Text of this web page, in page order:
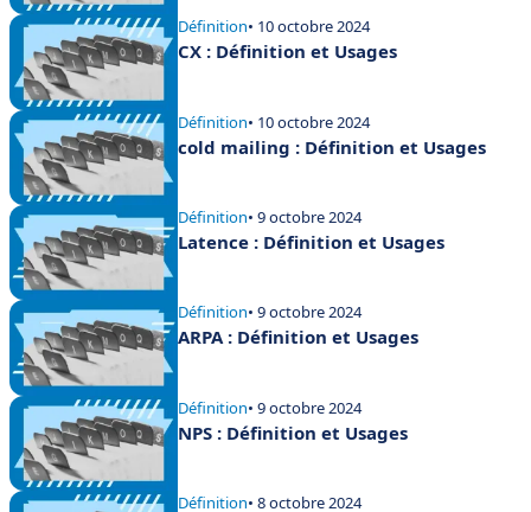
Définition• 10 octobre 2024
CX : Définition et Usages
Définition• 10 octobre 2024
cold mailing : Définition et Usages
Définition• 9 octobre 2024
Latence : Définition et Usages
Définition• 9 octobre 2024
ARPA : Définition et Usages
Définition• 9 octobre 2024
NPS : Définition et Usages
Définition• 8 octobre 2024